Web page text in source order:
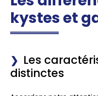
kystes et
Les
distinctes